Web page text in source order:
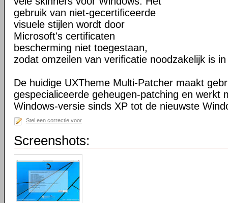
gebruik van niet-gecertificeerde
visuele stijlen wordt door
Microsoft's certificaten
bescherming niet toegestaan,
zodat omzeilen van verificatie noodzakelijk is
De huidige UXTheme Multi-Patcher maakt
gespecialiceerde geheugen-patching en werkt
Windows-versie sinds XP tot de nieuwste
Stel een correctie voor
Screenshots: